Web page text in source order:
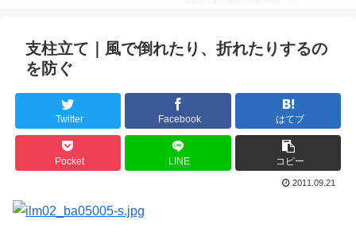
支柱立て｜風で倒れたり、折れたりするの
を防ぐ
Twitter Facebook はてブ
Pocket LINE コピー
2011.09.21